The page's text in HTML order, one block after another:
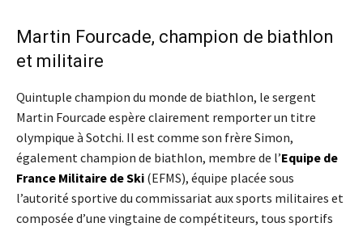
Martin Fourcade, champion de biathlon
et militaire
Quintuple champion du monde de biathlon, le sergent
Martin Fourcade espère clairement remporter un titre
olympique à Sotchi. Il est comme son frère Simon,
également champion de biathlon, membre de l’Equipe de
France Militaire de Ski (EFMS), équipe placée sous
l’autorité sportive du commissariat aux sports militaires et
composée d’une vingtaine de compétiteurs, tous sportifs